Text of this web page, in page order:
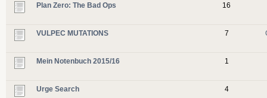
Plan Zero: The Bad Ops 16
VULPEC MUTATIONS 7
Mein Notenbuch 2015/16 1
Urge Search 4